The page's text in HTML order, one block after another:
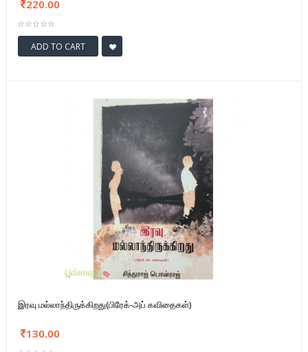
220.00
ADD TO CART
இரவு மல்லாந்திருக்கிறது(பிரேக்-அப் கவிதைகள்)
130.00